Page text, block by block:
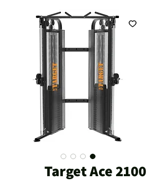
2100 Target Ace